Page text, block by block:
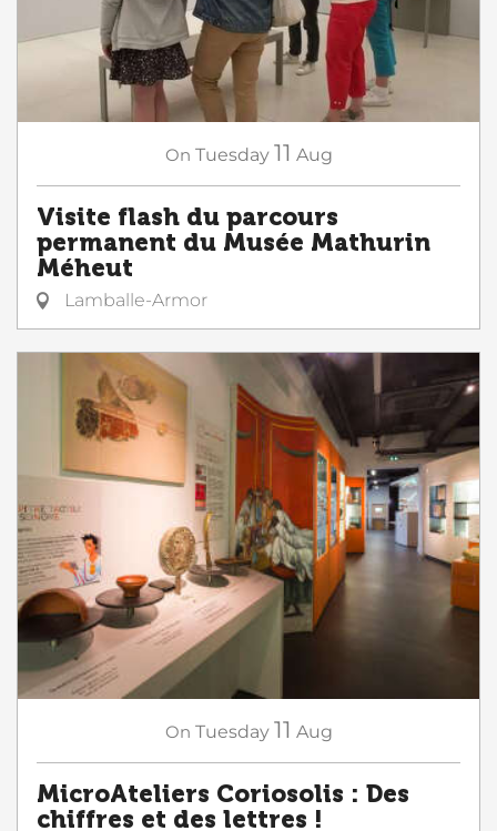
On Tuesday 11 Aug
Visite flash du parcours
permanent du Musée Mathurin
Méheut
Lamballe-Armor
On Tuesday 11 Aug
MicroAteliers Coriosolis : Des
chiffres et des lettres !